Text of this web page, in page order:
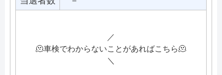
／
🫠車検でわからないことがあればこちら🫠
＼